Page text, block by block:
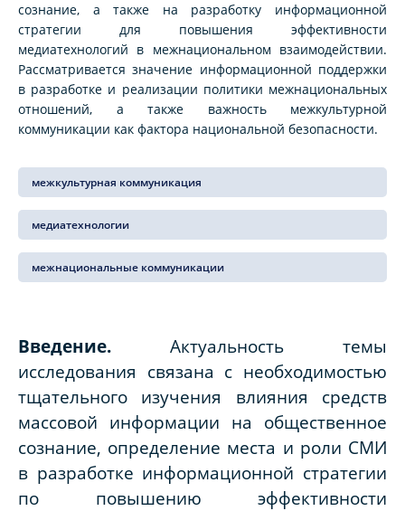
сознание, а также на разработку информационной
стратегии для повышения эффективности
медиатехнологий в межнациональном взаимодействии.
Рассматривается значение информационной поддержки
в разработке и реализации политики межнациональных
отношений, а также важность межкультурной
коммуникации как фактора национальной безопасности.
межкультурная коммуникация
медиатехнологии
межнациональные коммуникации
Введение. Актуальность темы
исследования связана с необходимостью
тщательного изучения влияния средств
массовой информации на общественное
сознание, определение места и роли СМИ
в разработке информационной стратегии
по повышению эффективности